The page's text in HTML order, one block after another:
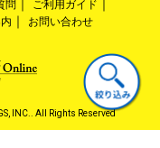
問
ご利用ガイド
お問い合わせ
INC.. All Rights Reserved